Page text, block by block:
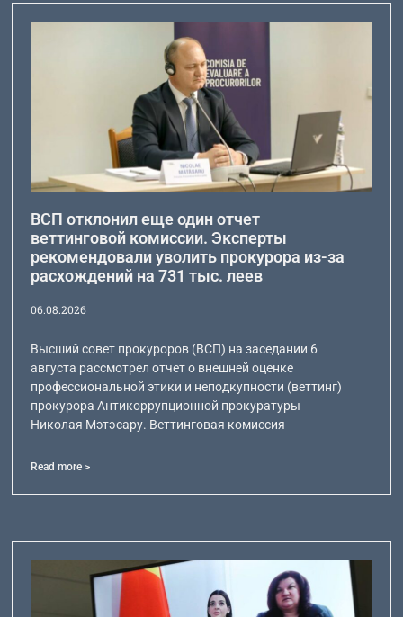
ВСП отклонил еще один отчет
веттинговой комиссии. Эксперты
рекомендовали уволить прокурора из-за
расхождений на 731 тыс. леев
06.08.2026
Высший совет прокуроров (ВСП) на заседании 6
августа рассмотрел отчет о внешней оценке
профессиональной этики и неподкупности (веттинг)
прокурора Антикоррупционной прокуратуры
Николая Мэтэсару. Веттинговая комиссия
Read more >